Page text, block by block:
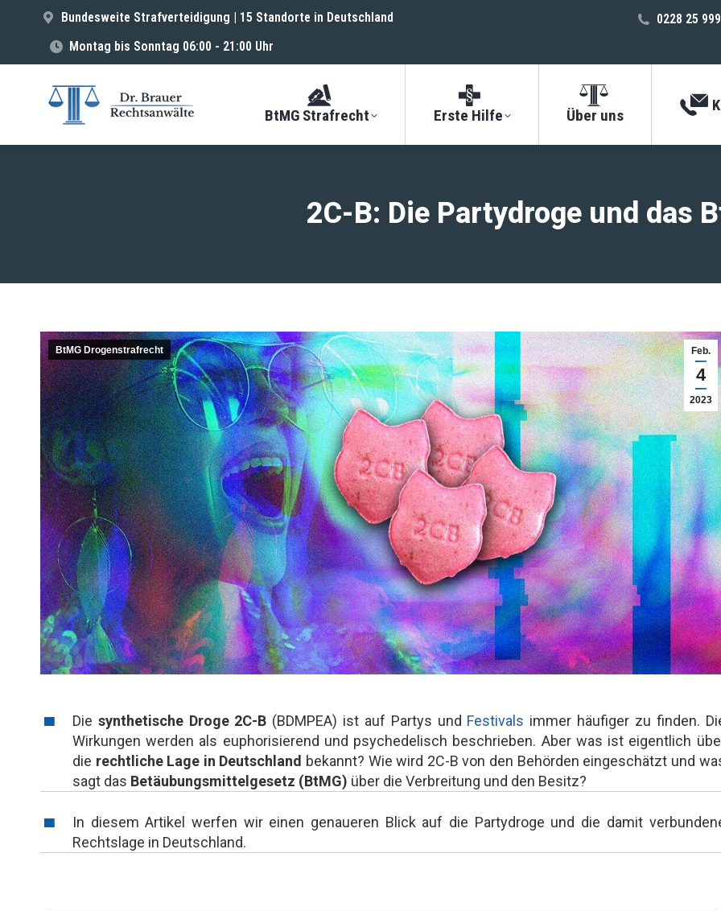
Bundesweite Strafverteidigung | 15 Standorte in Deutschland
Montag bis Sonntag 06:00 - 21:00 Uhr
0228 25
BtMG Strafrecht Erste Hilfe Über uns
2C-B: Die Partydroge und das
Feb.
4
2023
BtMG Drogenstrafrecht
Die synthetische Droge 2C-B (BDMPEA) ist auf Partys und Festivals immer häufiger zu finden.
Wirkungen werden als euphorisierend und psychedelisch beschrieben. Aber was ist eigentlich
die rechtliche Lage in Deutschland bekannt? Wie wird 2C-B von den Behörden eingeschätzt und
sagt das Betäubungsmittelgesetz (BtMG) über die Verbreitung und den Besitz?
In diesem Artikel werfen wir einen genaueren Blick auf die Partydroge und die damit
Rechtslage in Deutschland.